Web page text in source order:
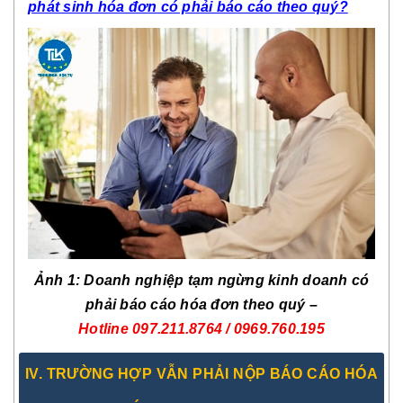
phát sinh hóa đơn có phải báo cáo theo quý?
Ảnh 1: Doanh nghiệp tạm ngừng kinh doanh có
phải báo cáo hóa đơn theo quý –
Hotline097.211.8764 / 0969.760.195
IV. TRƯỜNG HỢP VẪN PHẢI NỘP BÁO CÁO HÓA